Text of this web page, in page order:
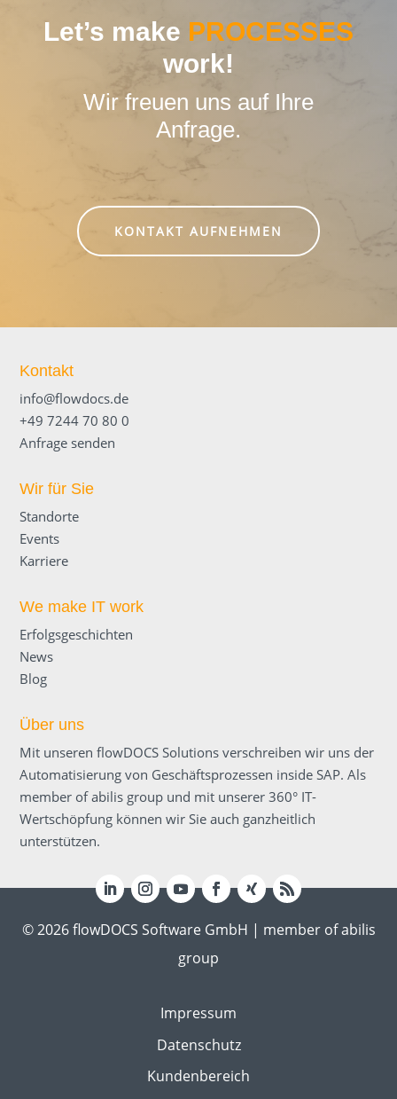
Let’s make PROCESSES
work!
Wir freuen uns auf Ihre
Anfrage.
KONTAKT AUFNEHMEN
Kontakt
info@flowdocs.de
+49 7244 70 80 0
Anfrage senden
Wir für Sie
Standorte
Events
Karriere
We make IT work
Erfolgsgeschichten
News
Blog
Über uns
Mit unseren flowDOCS Solutions verschreiben wir uns der
Automatisierung von Geschäftsprozessen inside SAP. Als
member of abilis group und mit unserer 360° IT-
Wertschöpfung können wir Sie auch ganzheitlich
unterstützen.
© 2026 flowDOCS Software GmbH | member of abilis
group
Impressum
Datenschutz
Kundenbereich